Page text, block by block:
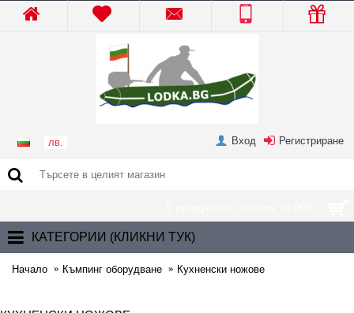
лв. Вход Регистриране
КАТЕГОРИИ (КЛИКНИ ТУК)
Начало Къмпинг оборудване Кухненски ножове